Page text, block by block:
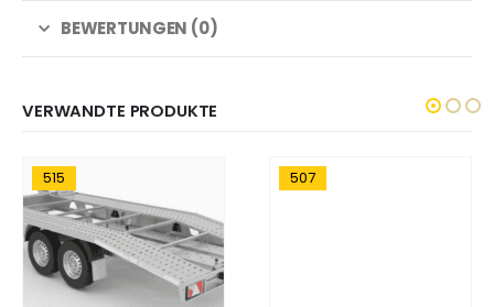
BEWERTUNGEN (0)
VERWANDTE PRODUKTE
515 507